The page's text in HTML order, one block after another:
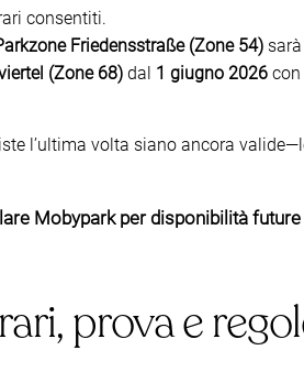
consentiti.
Friedensstraße (Zone 54)
(Zone 68) dal 1 giugno 2026 con
l’ultima volta siano ancora
Mobypark per disponibilità future
prova e